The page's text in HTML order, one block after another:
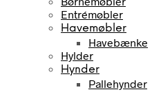
Entrémøbler
Havemøbler
Havebænke
Hylder
Hynder
Pallehynder